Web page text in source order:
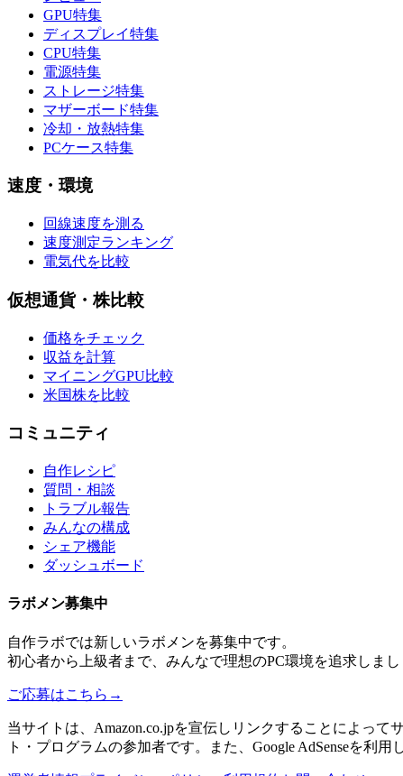
GPU特集
ディスプレイ特集
CPU特集
電源特集
ストレージ特集
マザーボード特集
冷却・放熱特集
PCケース特集
速度・環境
回線速度を測る
速度測定ランキング
電気代を比較
仮想通貨・株比較
価格をチェック
収益を計算
マイニングGPU比較
米国株を比較
コミュニティ
自作レシピ
質問・相談
トラブル報告
みんなの構成
シェア機能
ダッシュボード
ラボメン募集中
自作ラボでは新しいラボメンを募集中です。
初心者から上級者まで、みんなで理想のPC環境を追求しまし
ご応募はこちら →
当サイトは、Amazon.co.jpを宣伝しリンクすることによっ
ト・プログラムの参加者です。また、Google AdSenseを利